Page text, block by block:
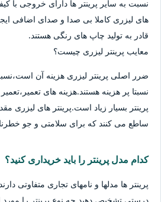
نسبت به سایر پرینتر ها دارای خروجی با
های لیزری کاملا بی صدا و صدای اضافی
قادر به تولید چاپ های رنگی هستند.
معایب پرینتر لیزری چیست؟
ضرر اصلی پرینتر لیزری هزینه آن
نسبتا پر هزینه هستند.هزینه های
پرینتر بسیار زیاد است.پرینتر های لیزری
ساطع می کنند که برای سلامتی و جو
کدام مدل پرینتر را باید خریداری کنید؟
پرینتر ها مدلها و نامهای تجاری متفاوتی